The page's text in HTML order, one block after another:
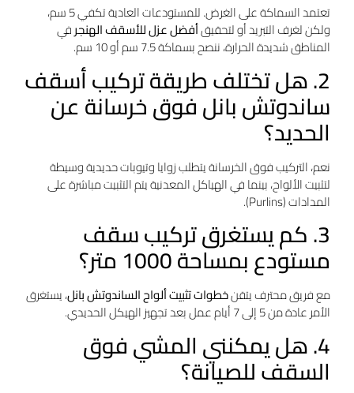
تعتمد السماكة على الغرض. للمستودعات العادية تكفي 5 سم،
ولكن لغرف التبريد أو لتحقيقأفضل عزل للأسقف الهنجرفي
المناطق شديدة الحرارة، ننصح بسماكة 7.5 سم أو 10 سم.
2. هل تختلف طريقة تركيب أسقف
ساندوتش بانل فوق خرسانة عن
الحديد؟
نعم، التركيب فوق الخرسانة يتطلب زوايا وتيوبات حديدية وسيطة
لتثبيت الألواح، بينما في الهياكل المعدنية يتم التثبيت مباشرة على
المدادات (Purlins).
3. كم يستغرق تركيب سقف
مستودع بمساحة 1000 متر؟
مع فريق محترف يتقنخطوات تثبيت ألواح الساندوتش بانل، يستغرق
الأمر عادة من 5 إلى 7 أيام عمل بعد تجهيز الهيكل الحديدي.
4. هل يمكنني المشي فوق
السقف للصيانة؟